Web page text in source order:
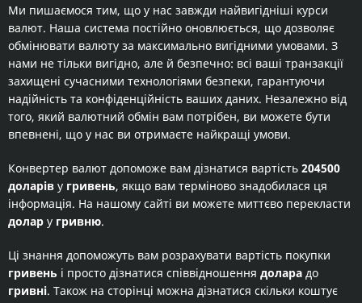
Ми пишаємося тим, що у нас завжди найвигідніші курси
валют. Наша система постійно оновлюється, що дозволяє
обмінювати валюту за максимально вигідними умовами. З
нами не тільки вигідно, але й безпечно: всі ваші транзакції
захищені сучасними технологіями безпеки, гарантуючи
надійність та конфіденційність ваших даних. Незалежно від
того, який валютний обмін вам потрібен, ви можете бути
впевнені, що у нас ви отримаєте найкращі умови.
Конвертер валют допоможе вам дізнатися вартість 204500
доларів у гривень, якщо вам терміново знадобилася ця
інформація. На нашому сайті ви можете миттєво перекласти
долар у гривню.
Ці знання допоможуть вам розрахувати вартість покупки
гривень і просто дізнатися співвідношення долара до
гривні. Також на сторінці можна дізнатися скільки коштує